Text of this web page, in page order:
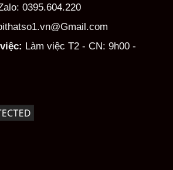
0395.604.220
Làm việc T2 - CN: 9h00 -